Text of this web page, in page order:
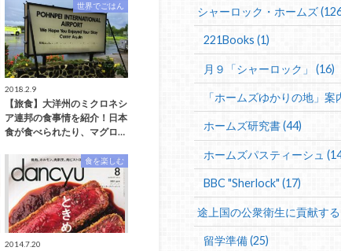
世界でごはん
2018.2.9
【旅食】大洋州のミクロネシ
ア連邦の食事情を紹介！日本
食が食べられたり、マグロ…
食を楽しむ
2014.7.20
シャーロック・ホームズ
221Books (1)
月９「シャーロック」 (16)
「ホームズゆかりの地」案
ホームズ研究書 (44)
ホームズパスティーシュ
BBC "Sherlock" (17)
途上国の公衆衛生に貢献す
留学準備 (25)